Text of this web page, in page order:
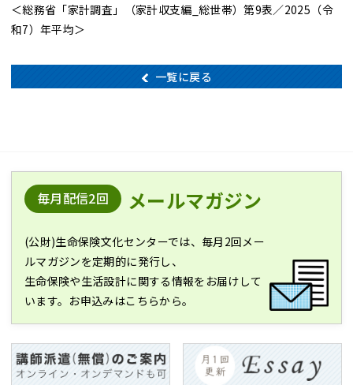
＜総務省「家計調査」（家計収支編_総世帯）第9表／2025（令
和7）年平均＞
一覧に戻る
毎月配信2回 メールマガジン
(公財)生命保険文化センターでは、毎月2回メー
ルマガジンを定期的に発行し、
生命保険や生活設計に関する情報をお届けして
います。お申込みはこちらから。